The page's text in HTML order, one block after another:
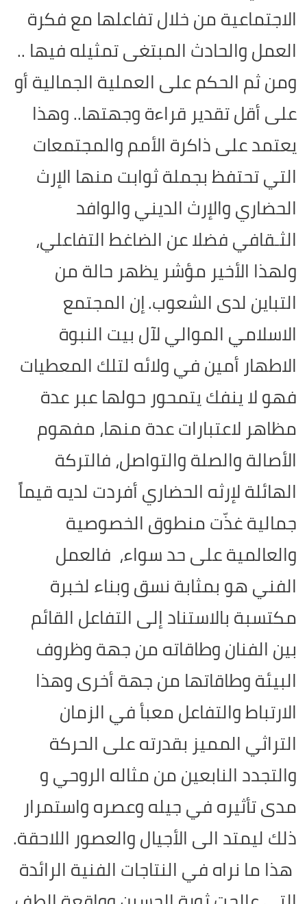
الاجتماعية من خلال تفاعلها مع فكرة
العمل والحادث المبتغى تمثيله فيها ..
ومن ثم الحكم على العملية الجمالية أو
على أقل تقدير قراءة وجهتها.. وهذا
يعتمد على ذاكرة الأمم والمجتمعات
التي تحتفظ بجملة ثوابت منها الإرث
الحضاري والإرث الديني والوافد
الثـقافي فضلا عن الضاغط التفاعلي،
ولهذا الأخير مؤشر يظهر حالة من
التباين لدى الشعوب.إن المجتمع
الاسلامي الموالي لآل بيت النبوة
الاطهار أمين في ولائه لتلك المعطيات
فهو لا ينفك يتمحور حولها عبر عدة
مظاهر لاعتبارات عدة منها، مفهوم
الأصالة والصلة والتواصل، فالتركة
الهائلة لإرثه الحضاري أفردت لديه قيماً
جمالية غذّت منطوق الخصوصية
والعالمية على حد سواء، فالعمل
الفني هو بمثابة نسق وبناء لخبرة
مكتسبة بالاستناد إلى التفاعل القائم
بين الفنان وطاقاته من جهة وظروف
البيئة وطاقاتها من جهة أخرى وهذا
الارتباط والتفاعل معبأ في الزمان
التراثي المميز بقدرته على الحركة
والتجدد النابعين من مثاله الروحي و
مدى تأثيره في جيله وعصره واستمرار
ذلك ليمتد الى الأجيال والعصور اللاحقة.
هذا ما نراه في النتاجات الفنية الرائدة